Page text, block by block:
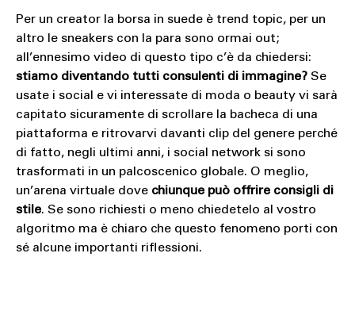
Per un creator la borsa in suede è trend topic, per un
altro le sneakers con la para sono ormai out;
all’ennesimo video di questo tipo c’è da chiedersi:
stiamo diventando tutti consulenti di immagine? Se
usate i social e vi interessate di moda o beauty vi sarà
capitato sicuramente di scrollare la bacheca di una
piattaforma e ritrovarvi davanti clip del genere perché
di fatto, negli ultimi anni, i social network si sono
trasformati in un palcoscenico globale. O meglio,
un’arena virtuale dove chiunque può offrire consigli di
stile. Se sono richiesti o meno chiedetelo al vostro
algoritmo ma è chiaro che questo fenomeno porti con
sé alcune importanti riflessioni.